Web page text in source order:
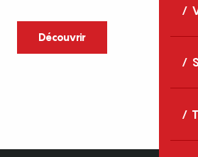
Découvrir
Entre mer Méditerranée,
caractère et grands
Pyrénées-Orientales sont
idéale pour partager des
famille tout au